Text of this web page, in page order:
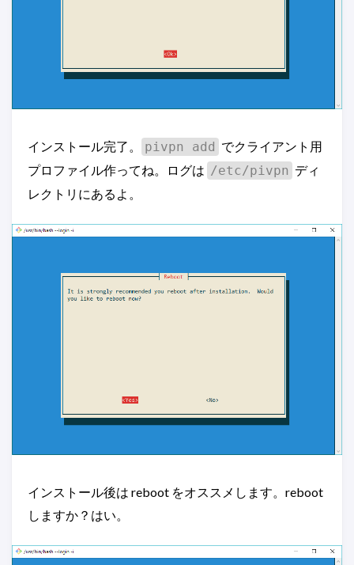
インストール完了。 pivpn add でクライアント用
プロファイル作ってね。ログは /etc/pivpn ディ
レクトリにあるよ。
インストール後は reboot をオススメします。reboot
しますか？はい。